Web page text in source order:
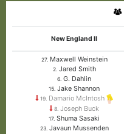
New England II
27.Maxwell Weinstein
2.Jared Smith
6. G. Dahlin
15. Jake Shannon
19. Damario McIntosh
8. Joseph Buck
17. Shuma Sasaki
23.Javaun Mussenden